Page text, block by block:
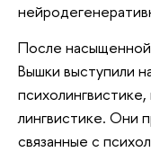
После
Вышки выступили
лингвистике. Они
связанные с